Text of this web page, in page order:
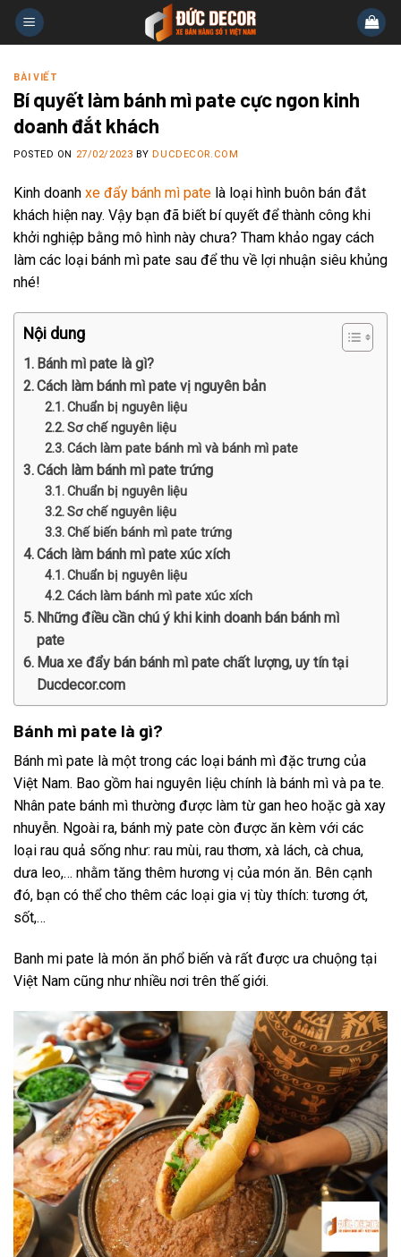
Skip
BÀI VIẾT
Bí quyết làm bánh mì pate cực ngon kinh
doanh đắt khách
POSTED ON 27/02/2023 BYDUCDECOR.COM
Kinh doanh xe đẩy bánh mì pate là loại hình buôn bán đắt
khách hiện nay. Vậy bạn đã biết bí quyết để thành công khi
khởi nghiệp bằng mô hình này chưa? Tham khảo ngay cách
làm các loại bánh mì pate sau để thu về lợi nhuận siêu khủng
nhé!
Nội dung
Bánh mì pate là gì?
Cách làm bánh mì pate vị nguyên bản
Chuẩn bị nguyên liệu
Sơ chế nguyên liệu
Cách làm pate bánh mì và bánh mì pate
Cách làm bánh mì pate trứng
Chuẩn bị nguyên liệu
Sơ chế nguyên liệu
Chế biến bánh mì pate trứng
Cách làm bánh mì pate xúc xích
Chuẩn bị nguyên liệu
Cách làm bánh mì pate xúc xích
Những điều cần chú ý khi kinh doanh bán bánh mì
pate
Mua xe đẩy bán bánh mì pate chất lượng, uy tín tại
Ducdecor.com
Bánh mì pate là gì?
Bánh mì pate là một trong các loại bánh mì đặc trưng của
Việt Nam. Bao gồm hai nguyên liệu chính là bánh mì và pa te.
Nhân pate bánh mì thường được làm từ gan heo hoặc gà xay
nhuyễn. Ngoài ra, bánh mỳ pate còn được ăn kèm với các
loại rau quả sống như: rau mùi, rau thơm, xà lách, cà chua,
dưa leo,… nhằm tăng thêm hương vị của món ăn. Bên cạnh
đó, bạn có thể cho thêm các loại gia vị tùy thích: tương ớt,
sốt,…
Banh mi pate là món ăn phổ biến và rất được ưa chuộng tại
Việt Nam cũng như nhiều nơi trên thế giới.